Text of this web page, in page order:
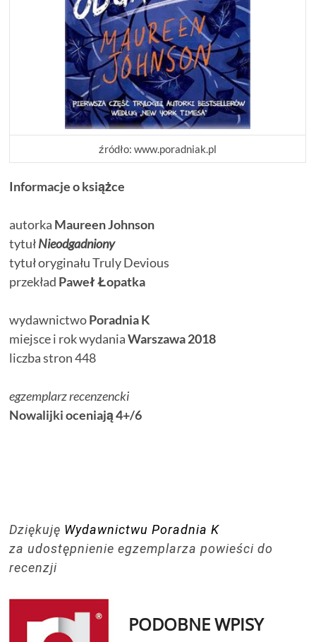
źródło: www.poradniak.pl
Informacje o książce
autorka Maureen Johnson
tytułNieodgadniony
tytuł oryginału Truly Devious
przekład Paweł Łopatka
wydawnictwoPoradnia K
miejsce i rok wydaniaWarszawa 2018
liczba stron 448
egzemplarz recenzencki
Nowalijki oceniają 4+/6
Dziękuję Wydawnictwu Poradnia K
za udostępnienie egzemplarza powieści do
recenzji
PODOBNE WPISY